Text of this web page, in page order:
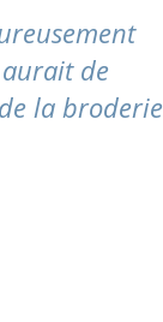
de
la broderie